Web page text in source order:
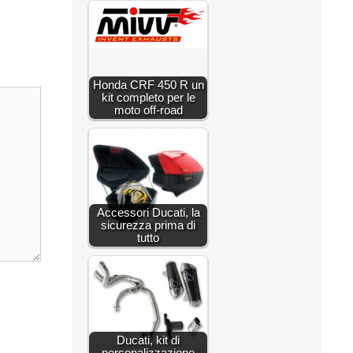
Honda CRF 450 R un
kit completo per le
moto off-road
Accessori Ducati, la
sicurezza prima di
tutto
Ducati, kit di